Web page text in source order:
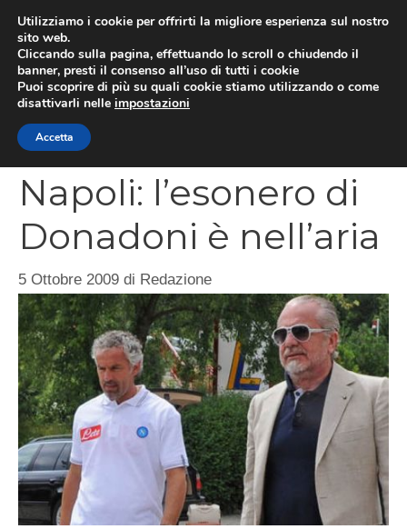
contenuto
Napoli: l’esonero di
Donadoni è nell’aria
5 Ottobre 2009 di Redazione
Utilizziamo i cookie per offrirti la migliore esperienza sul nostro
sito web.
Cliccando sulla pagina, effettuando lo scroll o chiudendo il
banner, presti il consenso all’uso di tutti i cookie
Puoi scoprire di più su quali cookie stiamo utilizzando o come
disattivarli nelle impostazioni
Accetta